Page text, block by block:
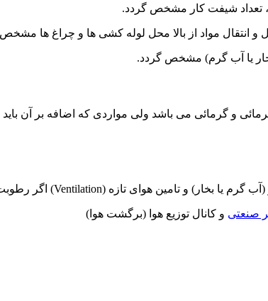
و گرمائی می باشد ولی مواردی که اضافه بر آن باید
صنعتی و کانال توزیع هوا (برگشت هوا)